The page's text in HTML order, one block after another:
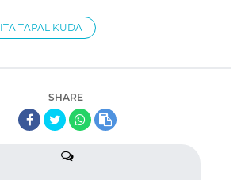
TAPAL KUDA
SHARE